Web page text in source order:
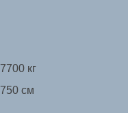
7700 кг
750 см